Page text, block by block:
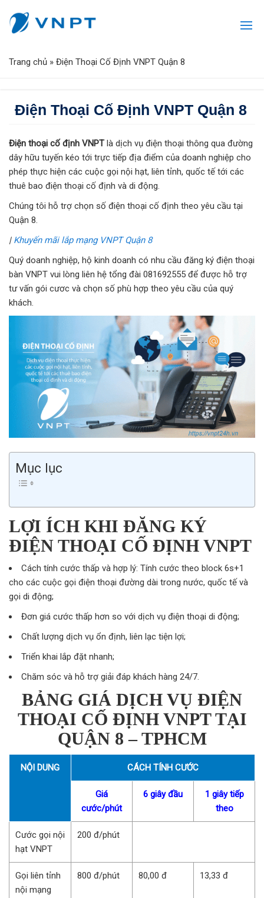
Trang chủ » Điện Thoại Cố Định VNPT Quận 8
Điện Thoại Cố Định VNPT Quận 8
Điện thoại cố định VNPTlà dịch vụ điện thoại thông qua đường
dây hữu tuyến kéo tới trực tiếp địa điểm của doanh nghiệp cho
phép thực hiện các cuộc gọi nội hạt, liên tỉnh, quốc tế tới các
thuê bao điện thoại cố định và di động.
Chúng tôi hỗ trợ chọn số điện thoại cố định theo yêu cầu tại
Quận 8.
|Khuyến mãi lắp mạng VNPT Quận 8
Quý doanh nghiệp, hộ kinh doanh có nhu cầu đăng ký điện thoại
bàn VNPT vui lòng liên hệ tổng đài 081692555 để được hỗ trợ
tư vấn gói cươc và chọn số phù hợp theo yêu cầu của quý
khách.
Mục lục
LỢI ÍCH KHI ĐĂNG KÝ
ĐIỆN THOẠI CỐ ĐỊNH VNPT
Cách tính cước thấp và hợp lý: Tính cước theo block 6s+1
cho các cuộc gọi điện thoại đường dài trong nước, quốc tế và
gọi di động;
Đơn giá cước thấp hơn so với dịch vụ điện thoại di động;
Chất lượng dịch vụ ổn định, liên lạc tiện lợi;
Triển khai lắp đặt nhanh;
Chăm sóc và hỗ trợ giải đáp khách hàng 24/7.
BẢNG GIÁ DỊCH VỤ ĐIỆN
THOẠI CỐ ĐỊNH VNPT TẠI
QUẬN 8 – TPHCM
NỘI DUNG CÁCH TÍNH CƯỚC
Giá
cước/phút
6 giây đầu
1 giây tiếp
theo
Cước gọi nội
hạt VNPT
200 đ/phút
Gọi liên tỉnh
nội mạng
800 đ/phút 80,00 đ 13,33 đ